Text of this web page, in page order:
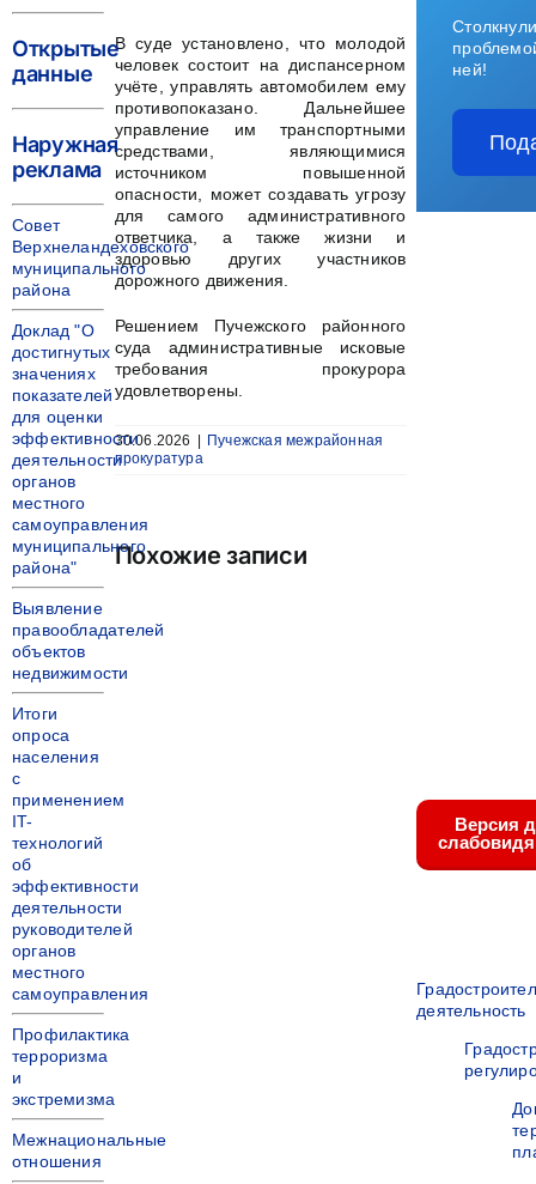
В суде установлено, что молодой
человек состоит на диспансерном
учёте, управлять автомобилем ему
противопоказано. Дальнейшее
управление им транспортными
средствами, являющимися
источником повышенной
опасности, может создавать угрозу
для самого административного
ответчика, а также жизни и
здоровью других участников
дорожного движения.
Решением Пучежского районного
суда административные исковые
требования прокурора
удовлетворены.
30.06.2026
Пучежская межрайонная
прокуратура
Похожие записи
Открытые
данные
Наружная
реклама
Совет
Верхнеландеховского
муниципального
района
Доклад "О
достигнутых
значениях
показателей
для оценки
эффективности
деятельности
органов
местного
самоуправления
муниципального
района"
Выявление
правообладателей
объектов
недвижимости
Итоги
опроса
населения
с
применением
IT-
технологий
об
эффективности
деятельности
руководителей
органов
местного
самоуправления
Профилактика
терроризма
и
экстремизма
Межнациональные
отношения
ней!
Версия
деятельность